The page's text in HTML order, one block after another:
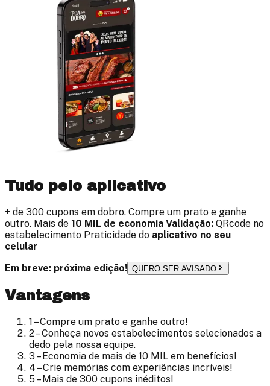
Tudo pelo aplicativo
+ de 300 cupons em dobro. Compre um prato e ganhe
outro. Mais de 10 MIL de economia Validação: QRcode no
estabelecimento Praticidade do aplicativo no seu
celular
Em breve: próxima edição! QUERO SER AVISADO
Vantagens
1 – Compre um prato e ganhe outro!
2 – Conheça novos estabelecimentos selecionados a
dedo pela nossa equipe.
3 – Economia de mais de 10 MIL em benefícios!
4 – Crie memórias com experiências incríveis!
5 – Mais de 300 cupons inéditos!